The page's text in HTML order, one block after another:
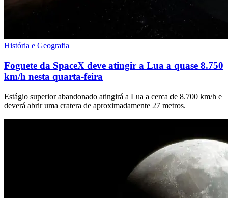
História e Geografia
Foguete da SpaceX deve atingir a Lua a quase 8.750
km/h nesta quarta-feira
Estágio superior abandonado atingirá a Lua a cerca de 8.700 km/h e
deverá abrir uma cratera de aproximadamente 27 metros.